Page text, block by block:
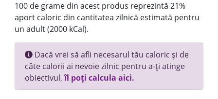
100 de grame din acest produs reprezintă 21%
aport caloric din cantitatea zilnică estimată pentru
un adult (2000 kCal).
Dacă vrei să afli necesarul tău caloric și de
câte calorii ai nevoie zilnic pentru a-ți atinge
obiectivul,îl poți calcula aici.